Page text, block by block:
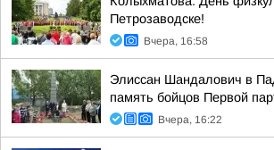
Петрозаводске!
Вчера, 16:58
Элиссан Шандалович в
память бойцов Первой
Вчера, 16:22